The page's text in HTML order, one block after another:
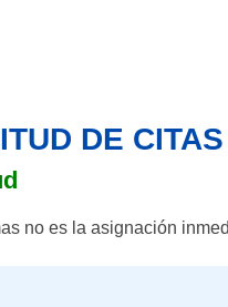
DE
no es la asignación